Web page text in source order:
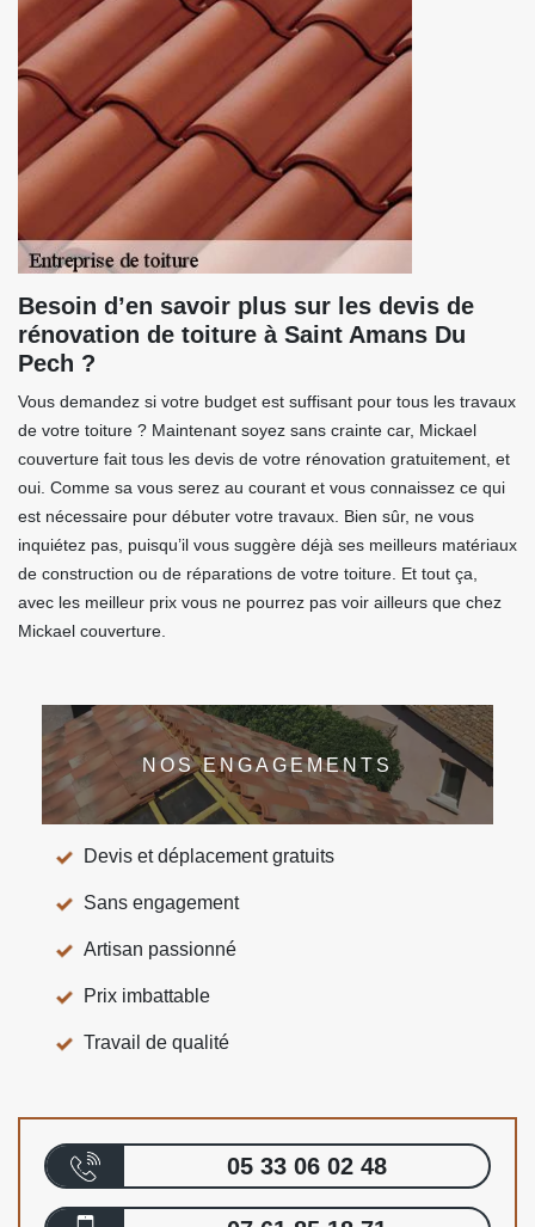
Besoin d’en savoir plus sur les devis de
rénovation de toiture à Saint Amans Du
Pech ?
Vous demandez si votre budget est suffisant pour tous les travaux
de votre toiture ? Maintenant soyez sans crainte car, Mickael
couverture fait tous les devis de votre rénovation gratuitement, et
oui. Comme sa vous serez au courant et vous connaissez ce qui
est nécessaire pour débuter votre travaux. Bien sûr, ne vous
inquiétez pas, puisqu’il vous suggère déjà ses meilleurs matériaux
de construction ou de réparations de votre toiture. Et tout ça,
avec les meilleur prix vous ne pourrez pas voir ailleurs que chez
Mickael couverture.
NOS ENGAGEMENTS
Devis et déplacement gratuits
Sans engagement
Artisan passionné
Prix imbattable
Travail de qualité
05 33 06 02 48